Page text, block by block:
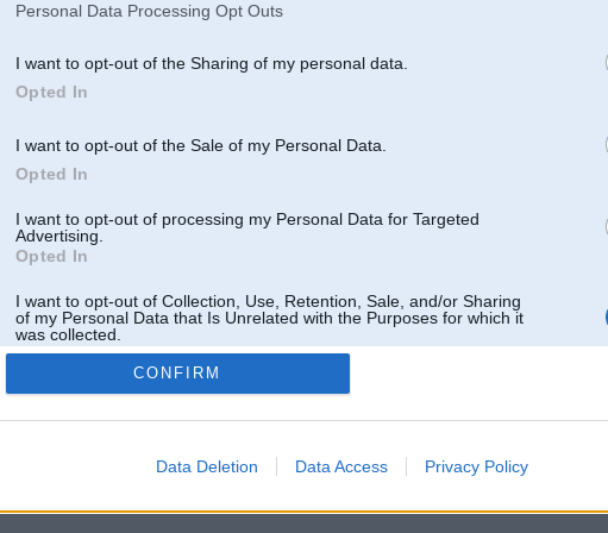
Personal Data Processing Opt Outs
I want to opt-out of the Sharing of my personal data.
Opted In
I want to opt-out of the Sale of my Personal Data.
Opted In
I want to opt-out of processing my Personal Data for Targeted
Advertising.
Opted In
I want to opt-out of Collection, Use, Retention, Sale, and/or Sharing
of my Personal Data that Is Unrelated with the Purposes for which it
was collected.
Opted Out
CONFIRM
Data Deletion Data Access Privacy Policy
nav auto klubs un nav saistīts ar